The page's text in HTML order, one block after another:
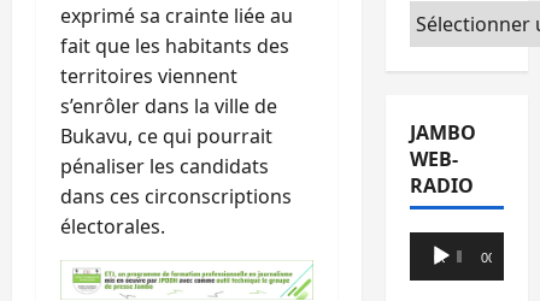
exprimé sa crainte liée au
fait que les habitants des
territoires viennent
s’enrôler dans la ville de
Bukavu, ce qui pourrait
pénaliser les candidats
dans ces circonscriptions
électorales.
Catégories
JAMBO
WEB-
RADIO
Lecteur
audio
00:00 00:00